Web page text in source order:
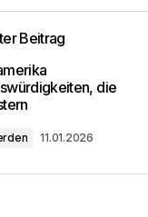
sind mit
Beitrag
die
11.01.2026